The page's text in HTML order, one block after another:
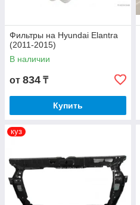
Фильтры на Hyundai Elantra
(2011-2015)
В наличии
от 834 ₸
Купить
куз